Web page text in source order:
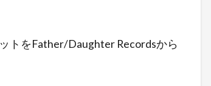
トをFather/Daughter Recordsから